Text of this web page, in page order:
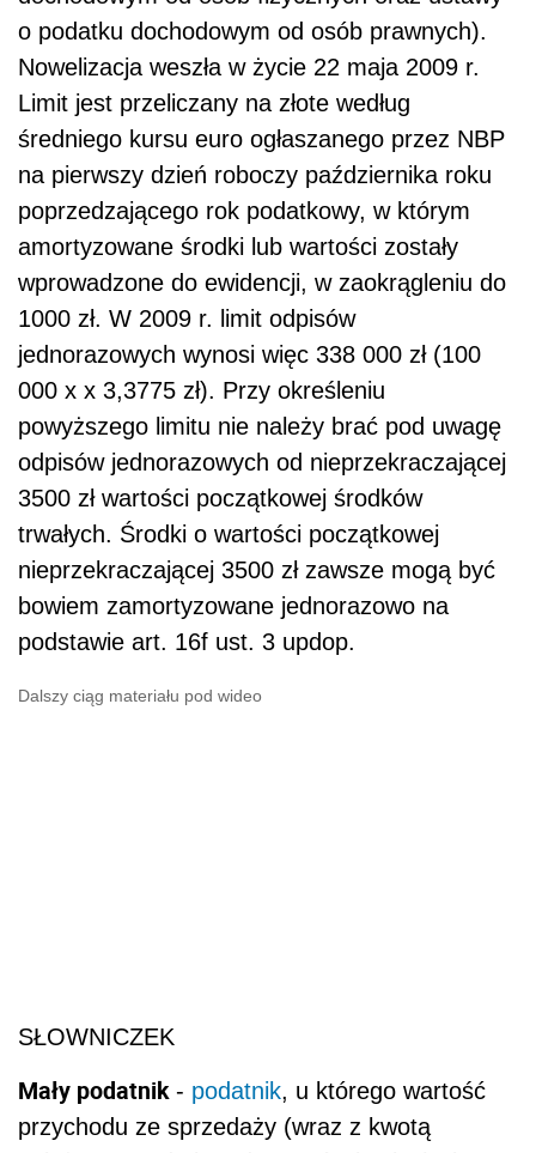
o podatku dochodowym od osób prawnych).
Nowelizacja weszła w życie 22 maja 2009 r.
Limit jest przeliczany na złote według
średniego kursu euro ogłaszanego przez NBP
na pierwszy dzień roboczy października roku
poprzedzającego rok podatkowy, w którym
amortyzowane środki lub wartości zostały
wprowadzone do ewidencji, w zaokrągleniu do
1000 zł. W 2009 r. limit odpisów
jednorazowych wynosi więc 338 000 zł (100
000 x x 3,3775 zł). Przy określeniu
powyższego limitu nie należy brać pod uwagę
odpisów jednorazowych od nieprzekraczającej
3500 zł wartości początkowej środków
trwałych. Środki o wartości początkowej
nieprzekraczającej 3500 zł zawsze mogą być
bowiem zamortyzowane jednorazowo na
podstawie art. 16f ust. 3 updop.
Dalszy ciąg materiału pod wideo
SŁOWNICZEK
Mały podatnik - podatnik, u którego wartość
przychodu ze sprzedaży (wraz z kwotą